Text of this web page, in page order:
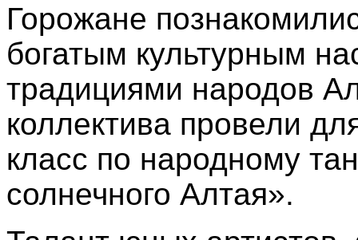
Горожане
богатым культурным
традициями народов
коллектива провели
класс по народному
солнечного Алтая».